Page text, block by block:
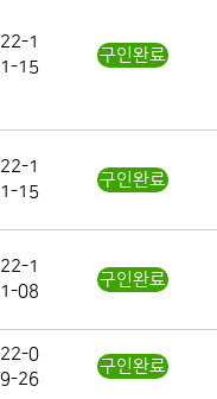
22-1
1-15
구인완료
22-1
1-15
구인완료
22-1
1-08
구인완료
22-0
9-26
구인완료